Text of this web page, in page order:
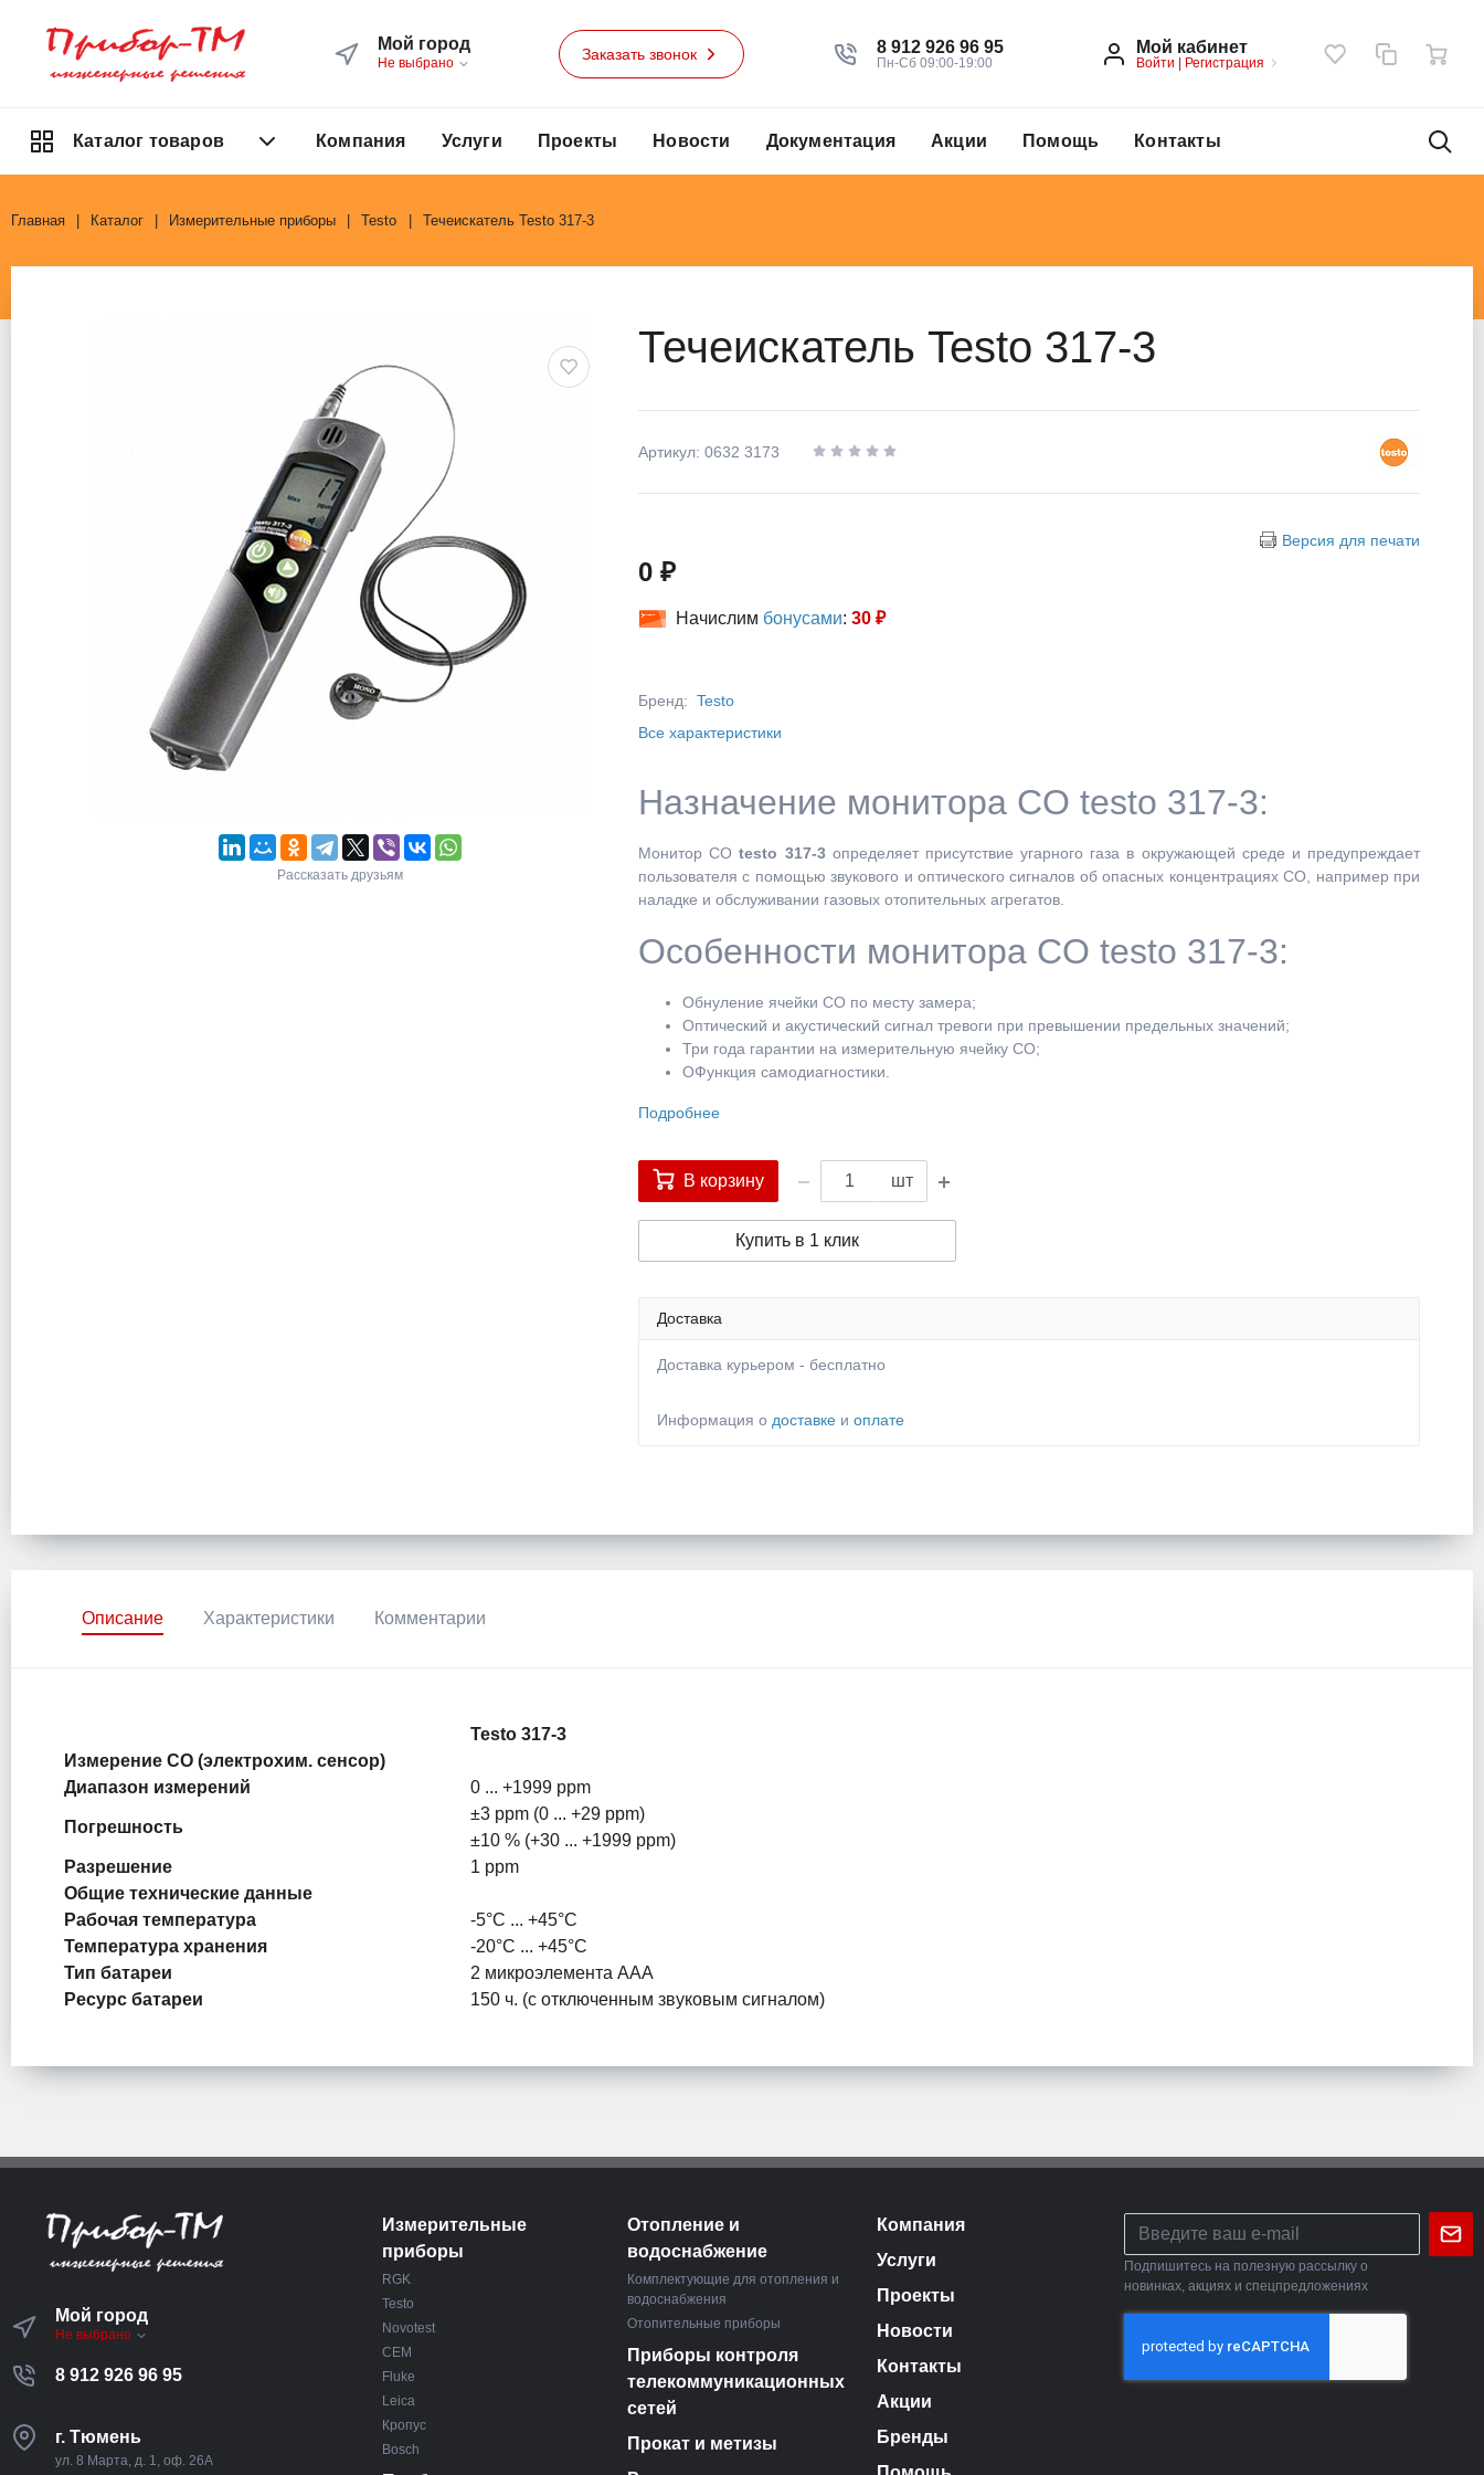
Мой город
Не выбрано
Заказать звонок 8 912 926 96 95
Пн-Сб 09:00-19:00
Мой кабинет
Войти | Регистрация
Каталог товаров Компания Услуги Проекты Новости Документация Акции Помощь Контакты
Главная Каталог Измерительные приборы Testo Течеискатель Testo 317-3
Рассказать друзьям
Течеискатель Testo 317-3
Артикул: 0632 3173
Версия для печати
0 ₽
Начислим бонусами: 30 ₽
Бренд: Testo
Все характеристики
Назначение монитора CO testo 317-3:
Монитор COtesto 317-3определяет присутствие угарного газа в окружающей среде и предупреждает
пользователя с помощью звукового и оптического сигналов об опасных концентрациях CO, например при
наладке и обслуживании газовых отопительных агрегатов.
Особенности монитора CO testo 317-3:
Обнуление ячейки CO по месту замера;
Оптический и акустический сигнал тревоги при превышении предельных значений;
Три года гарантии на измерительную ячейку CO;
ОФункция самодиагностики.
Подробнее
В корзину шт
Купить в 1 клик
Доставка
Доставка курьером - бесплатно
Информация о доставке и оплате
Описание Характеристики Комментарии
Testo 317-3
Измерение СО (электрохим. сенсор)
Диапазон измерений
0 ... +1999 ppm
Погрешность
±3 ppm (0 ... +29 ppm)
±10 % (+30 ... +1999 ppm)
Разрешение
1 ppm
Общие технические данные
Рабочая температура
-5°C ... +45°C
Температура хранения
-20°C ... +45°C
Тип батареи
2 микроэлемента ААА
Ресурс батареи
150 ч. (с отключенным звуковым сигналом)
Мой город
Не выбрано
8 912 926 96 95
г. Тюмень
ул. 8 Марта, д. 1, оф. 26А
Измерительные
приборы
RGK
Testo
Novotest
CEM
Fluke
Leica
Кропус
Bosch
Отопление и
водоснабжение
Комплектующие для отопления и
водоснабжения
Отопительные приборы
Приборы контроля
телекоммуникационных
сетей
Прокат и метизы
Компания
Услуги
Проекты
Новости
Контакты
Акции
Бренды
Подпишитесь на полезную рассылку о
новинках, акциях и спецпредложениях